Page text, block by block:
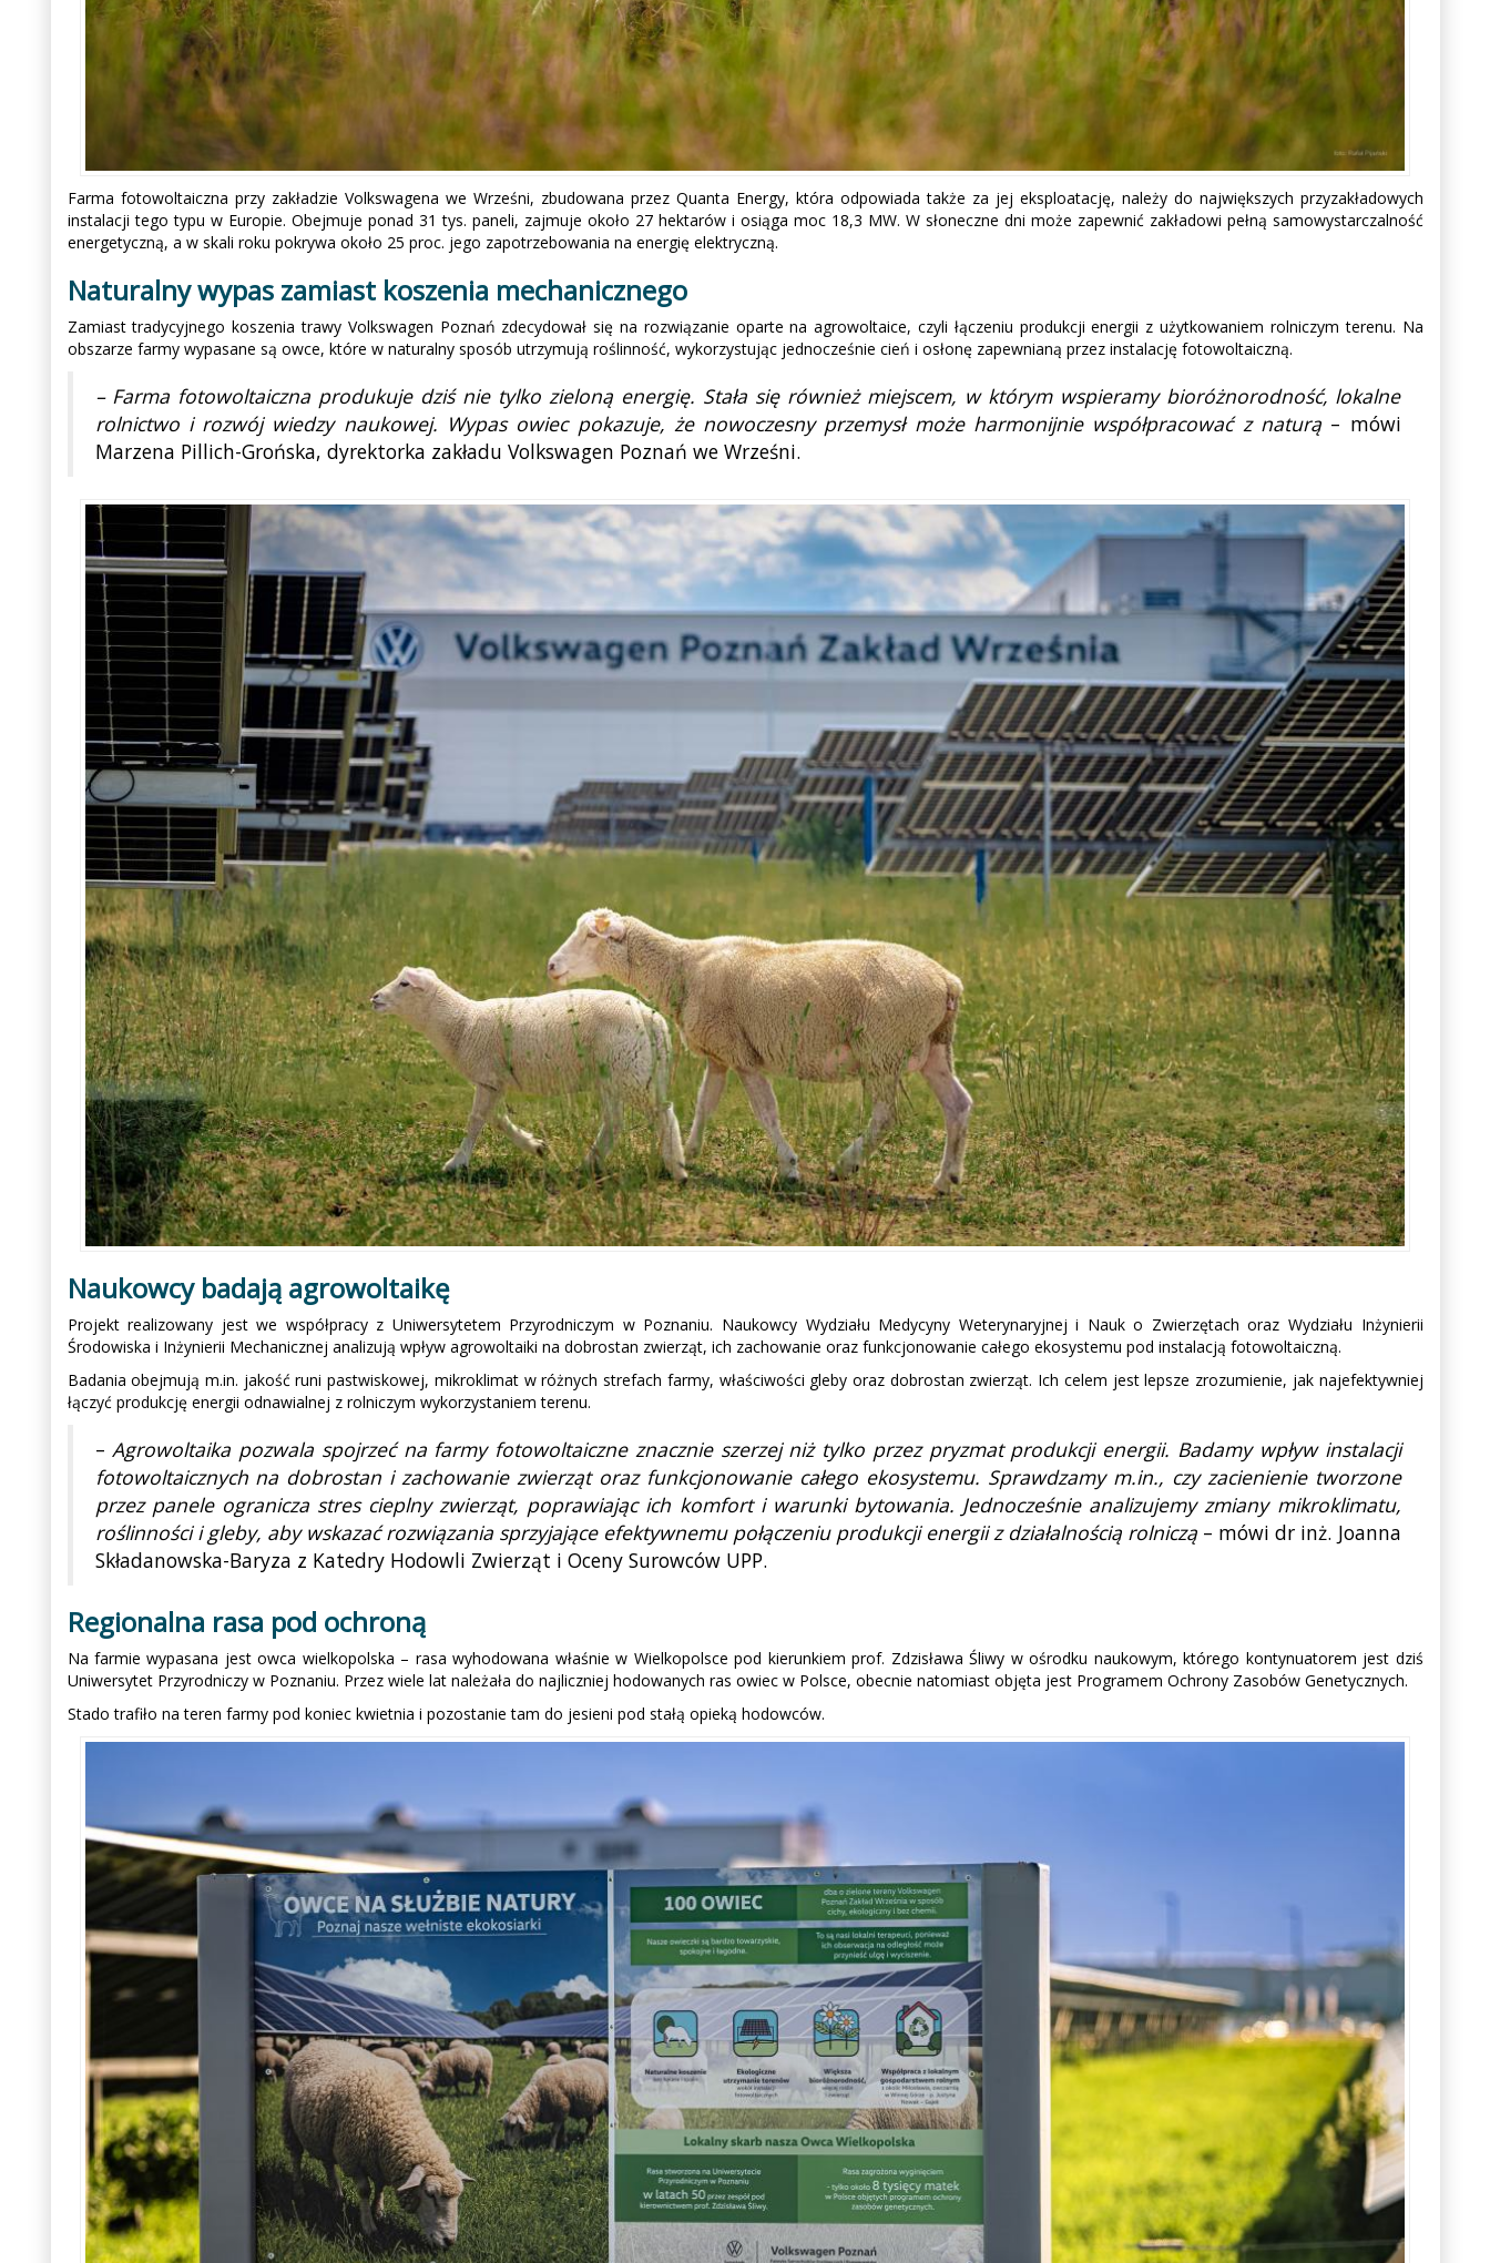
Farma fotowoltaiczna przy zakładzie Volkswagena we Wrześni, zbudowana przez Quanta Energy, która odpowiada także za jej eksploatację, należy do największych przyzakładowych
instalacji tego typu w Europie. Obejmuje ponad 31 tys. paneli, zajmuje około 27 hektarów i osiąga moc 18,3 MW. W słoneczne dni może zapewnić zakładowi pełną samowystarczalność
energetyczną, a w skali roku pokrywa około 25 proc. jego zapotrzebowania na energię elektryczną.
Naturalny wypas zamiast koszenia mechanicznego
Zamiast tradycyjnego koszenia trawy Volkswagen Poznań zdecydował się na rozwiązanie oparte na agrowoltaice, czyli łączeniu produkcji energii z użytkowaniem rolniczym terenu. Na
obszarze farmy wypasane są owce, które w naturalny sposób utrzymują roślinność, wykorzystując jednocześnie cień i osłonę zapewnianą przez instalację fotowoltaiczną.
– Farma fotowoltaiczna produkuje dziś nie tylko zieloną energię. Stała się również miejscem, w którym wspieramy bioróżnorodność, lokalne
rolnictwo i rozwój wiedzy naukowej. Wypas owiec pokazuje, że nowoczesny przemysł może harmonijnie współpracować z naturą– mówi
Marzena Pillich-Grońska, dyrektorka zakładu Volkswagen Poznań we Wrześni.
Naukowcy badają agrowoltaikę
Projekt realizowany jest we współpracy z Uniwersytetem Przyrodniczym w Poznaniu. Naukowcy Wydziału Medycyny Weterynaryjnej i Nauk o Zwierzętach oraz Wydziału Inżynierii
Środowiska i Inżynierii Mechanicznej analizują wpływ agrowoltaiki na dobrostan zwierząt, ich zachowanie oraz funkcjonowanie całego ekosystemu pod instalacją fotowoltaiczną.
Badania obejmują m.in. jakość runi pastwiskowej, mikroklimat w różnych strefach farmy, właściwości gleby oraz dobrostan zwierząt. Ich celem jest lepsze zrozumienie, jak najefektywniej
łączyć produkcję energii odnawialnej z rolniczym wykorzystaniem terenu.
– Agrowoltaika pozwala spojrzeć na farmy fotowoltaiczne znacznie szerzej niż tylko przez pryzmat produkcji energii. Badamy wpływ instalacji
fotowoltaicznych na dobrostan i zachowanie zwierząt oraz funkcjonowanie całego ekosystemu. Sprawdzamy m.in., czy zacienienie tworzone
przez panele ogranicza stres cieplny zwierząt, poprawiając ich komfort i warunki bytowania. Jednocześnie analizujemy zmiany mikroklimatu,
roślinności i gleby, aby wskazać rozwiązania sprzyjające efektywnemu połączeniu produkcji energii z działalnością rolniczą – mówi dr inż. Joanna
Składanowska-Baryza z Katedry Hodowli Zwierząt i Oceny Surowców UPP.
Regionalna rasa pod ochroną
Na farmie wypasana jest owca wielkopolska – rasa wyhodowana właśnie w Wielkopolsce pod kierunkiem prof. Zdzisława Śliwy w ośrodku naukowym, którego kontynuatorem jest dziś
Uniwersytet Przyrodniczy w Poznaniu. Przez wiele lat należała do najliczniej hodowanych ras owiec w Polsce, obecnie natomiast objęta jest Programem Ochrony Zasobów Genetycznych.
Stado trafiło na teren farmy pod koniec kwietnia i pozostanie tam do jesieni pod stałą opieką hodowców.